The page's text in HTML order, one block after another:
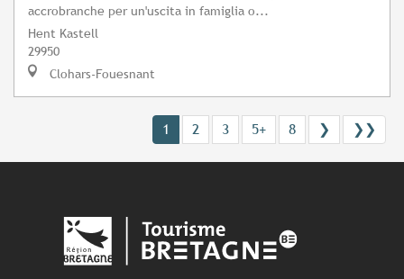
accrobranche per un'uscita in famiglia o...
Hent Kastell
29950
Clohars-Fouesnant
1 2 3 5+ 8 ❯ ❯❯